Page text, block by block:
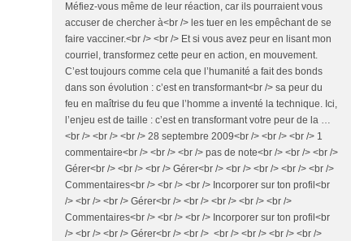
Méfiez-vous même de leur réaction, car ils pourraient vous
accuser de chercher à<br /> les tuer en les empêchant de se
faire vacciner.<br /> <br /> Et si vous avez peur en lisant mon
courriel, transformez cette peur en action, en mouvement.
C’est toujours comme cela que l’humanité a fait des bonds
dans son évolution : c’est en transformant<br /> sa peur du
feu en maîtrise du feu que l’homme a inventé la technique. Ici,
l’enjeu est de taille : c’est en transformant votre peur de la …
<br /> <br /> <br /> 28 septembre 2009<br /> <br /> <br /> 1
commentaire<br /> <br /> <br /> pas de note<br /> <br /> <br />
Gérer<br /> <br /> <br /> Gérer<br /> <br /> <br /> <br /> <br />
Commentaires<br /> <br /> <br /> Incorporer sur ton profil<br
/> <br /> <br /> Gérer<br /> <br /> <br /> <br /> <br />
Commentaires<br /> <br /> <br /> Incorporer sur ton profil<br
/> <br /> <br /> Gérer<br /> <br /> <br /> <br /> <br /> <br />